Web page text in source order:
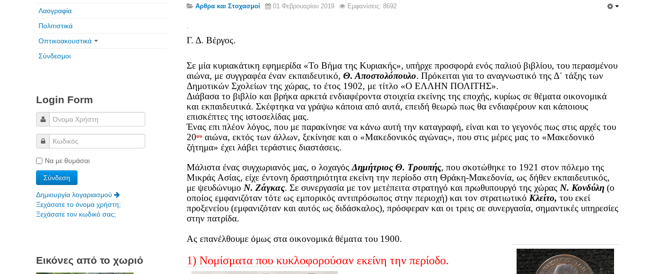
Αρθρα και Στοχασμοί 01 Φεβρουαρίου 2019 Εμφανίσεις: 8692
Γ. Δ. Βέργος.
Σε μία κυριακάτικη εφημερίδα «Το Βήμα της Κυριακής», υπήρχε προσφορά ενός παλιού βιβλίου, του περασμένου
αιώνα, με συγγραφέα έναν εκπαιδευτικό, Θ. Αποστολόπουλο. Πρόκειται για το αναγνωστικό της Δ΄ τάξης των
Δημοτικών Σχολείων της χώρας, το έτος 1902, με τίτλο «Ο ΕΛΛΗΝ ΠΟΛΙΤΗΣ».
Διάβασα το βιβλίο και βρήκα αρκετά ενδιαφέροντα στοιχεία εκείνης της εποχής, κυρίως σε θέματα οικονομικά
και εκπαιδευτικά. Σκέφτηκα να γράψω κάποια από αυτά, επειδή θεωρώ πως θα ενδιαφέρουν και κάποιους
επισκέπτες της ιστοσελίδας μας.
Ένας επι πλέον λόγος, που με παρακίνησε να κάνω αυτή την καταγραφή, είναι και το γεγονός πως στις αρχές του
20ου αιώνα, εκτός των άλλων, ξεκίνησε και ο «Μακεδονικός αγώνας», που στις μέρες μας το «Μακεδονικό
ζήτημα» έχει λάβει τεράστιες διαστάσεις.
Μάλιστα ένας συγχωριανός μας, ο λοχαγόςΔημήτριος Θ. Τρουπής, που σκοτώθηκε το 1921 στον πόλεμο της
Μικράς Ασίας, είχε έντονη δραστηριότητα εκείνη την περίοδο στη Θράκη-Μακεδονία, ως δήθεν εκπαιδευτικός,
με ψευδώνυμο Ν. Ζάγκας. Σε συνεργασία με τον μετέπειτα στρατηγό και πρωθυπουργό της χώρας Ν. Κονδύλη (ο
οποίος εμφανιζόταν τότε ως εμπορικός αντιπρόσωπος στην περιοχή) και τον στρατιωτικό Κλείτο, του εκεί
προξενείου (εμφανιζόταν και αυτός ως διδάσκαλος), πρόσφεραν και οι τρεις σε συνεργασία, σημαντικές υπηρεσίες
στην πατρίδα.
Ας επανέλθουμε όμως στα οικονομικά θέματα του 1900.
1) Νομίσματα που κυκλοφορούσαν εκείνη την περίοδο.
Λαογραφία
Πολιτιστικά
Οπτικοακουστικά
Σύνδεσμοι
Login Form
Να με θυμάσαι
Δημιουργία λογαριασμού
Ξεχάσατε το όνομα χρήστη;
Ξεχάσατε τον κωδικό σας;
Εικόνες από το χωριό